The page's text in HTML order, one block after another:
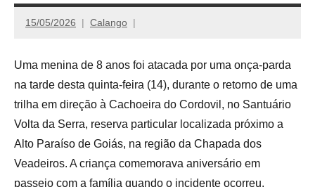
15/05/2026 Calango
Uma menina de 8 anos foi atacada por uma onça-parda
na tarde desta quinta-feira (14), durante o retorno de uma
trilha em direção à Cachoeira do Cordovil, no Santuário
Volta da Serra, reserva particular localizada próximo a
Alto Paraíso de Goiás, na região da Chapada dos
Veadeiros. A criança comemorava aniversário em
passeio com a família quando o incidente ocorreu.